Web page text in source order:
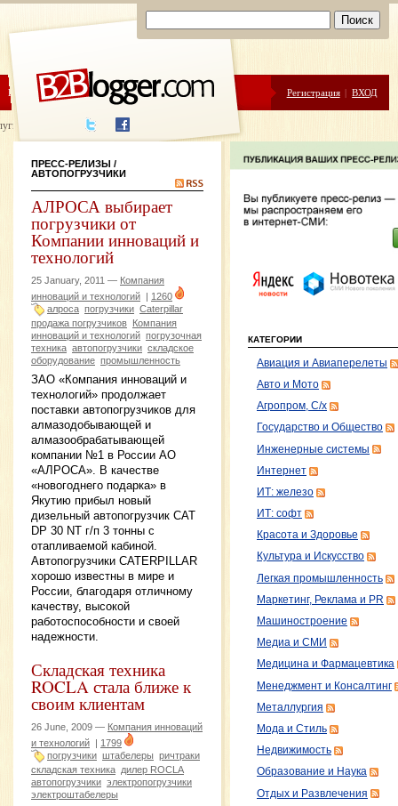
ЦЕНЫ ПОМОЩЬ Регистрация | ВХОД
написания
ПРЕСС-РЕЛИЗЫ /
АВТОПОГРУЗЧИКИ
АЛРОСА выбирает
погрузчики от
Компании инноваций и
технологий
25 January, 2011 — Компания
инноваций и технологий | 1260
алроса погрузчики Caterpillar
продажа погрузчиков Компания
инноваций и технологий погрузочная
техника автопогрузчики складское
оборудование промышленность
ЗАО «Компания инноваций и
технологий» продолжает
поставки автопогрузчиков для
алмазодобывающей и
алмазообрабатывающей
компании №1 в России АО
«АЛРОСА». В качестве
«новогоднего подарка» в
Якутию прибыл новый
дизельный автопогрузчик САТ
DP 30 NT г/п 3 тонны с
отапливаемой кабиной.
Автопогрузчики CATERPILLAR
хорошо известны в мире и
России, благодаря отличному
качеству, высокой
работоспособности и своей
надежности.
Складская техника
ROCLA стала ближе к
своим клиентам
26 June, 2009 — Компания инноваций
и технологий | 1799
погрузчики штабелеры ричтраки
складская техника дилер ROCLA
автопогрузчики электропогрузчики
электроштабелеры
КАТЕГОРИИ
Авиация и Авиаперелеты
Авто и Мото
Агропром, С/х
Государство и Общество
Инженерные системы
Интернет
ИТ: железо
ИТ: софт
Красота и Здоровье
Культура и Искусство
Легкая промышленность
Маркетинг, Реклама и PR
Машиностроение
Медиа и СМИ
Медицина и Фармацевтика
Менеджмент и Консалтинг
Металлургия
Мода и Стиль
Недвижимость
Образование и Наука
Отдых и Развлечения